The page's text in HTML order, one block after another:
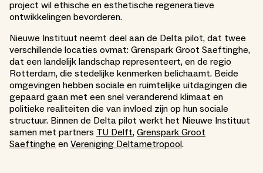
project wil ethische en esthetische regeneratieve
ontwikkelingen bevorderen.
Nieuwe Instituut neemt deel aan de Delta pilot, dat twee
verschillende locaties ovmat: Grenspark Groot Saeftinghe,
dat een landelijk landschap representeert, en de regio
Rotterdam, die stedelijke kenmerken belichaamt. Beide
omgevingen hebben sociale en ruimtelijke uitdagingen die
gepaard gaan met een snel veranderend klimaat en
politieke realiteiten die van invloed zijn op hun sociale
structuur. Binnen de Delta pilot werkt het Nieuwe Instituut
samen met partners TU Delft, Grenspark Groot
Saeftinghe en Vereniging Deltametropool.